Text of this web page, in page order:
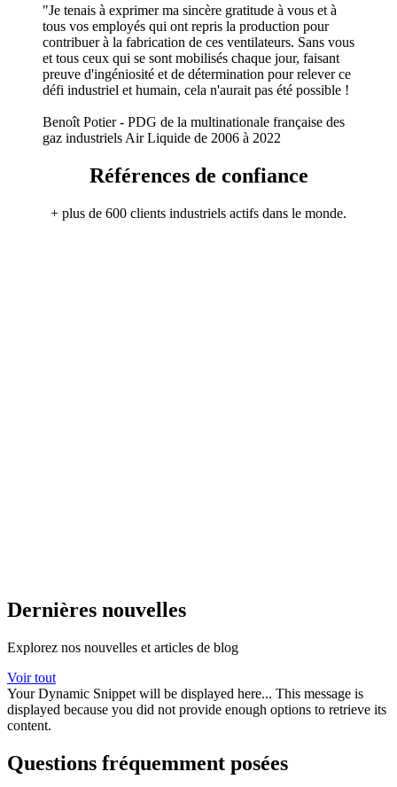
"Je tenais à exprimer ma sincère gratitude à vous et à
tous vos employés qui ont repris la production pour
contribuer à la fabrication de ces ventilateurs. Sans vous
et tous ceux qui se sont mobilisés chaque jour, faisant
preuve d'ingéniosité et de détermination pour relever ce
défi industriel et humain, cela n'aurait pas été possible !
Benoît Potier - PDG de la multinationale française des
gaz industriels Air Liquide de 2006 à 2022
Références de confiance
+ plus de 600 clients industriels actifs dans le monde.
Dernières nouvelles
Explorez nos nouvelles et articles de blog
Voir tout
Your Dynamic Snippet will be displayed here... This message is
displayed because you did not provide enough options to retrieve its
content.
Questions fréquemment posées